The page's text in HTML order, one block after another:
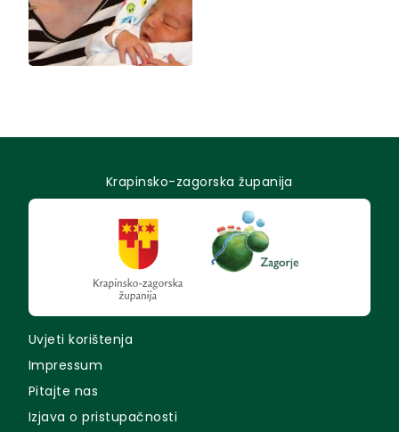
Krapinsko-zagorska županija
Uvjeti korištenja
Impressum
Pitajte nas
Izjava o pristupačnosti